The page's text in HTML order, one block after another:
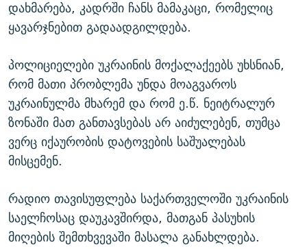
დახმარება, კადრში ჩანს მამაკაცი, რომელიც
ყავარჯნებით გადაადგილდება.
პოლიციელები უკრაინის მოქალაქეებს უხსნიან,
რომ მათი პრობლემა უნდა მოაგვაროს
უკრაინულმა მხარემ და რომ ე.წ. ნეიტრალურ
ზონაში მათ განთავსებას არ აიძულებენ, თუმცა
ვერც იქაურობის დატოვების საშუალებას
მისცემენ.
რადიო თავისუფლება საქართველოში უკრაინის
საელჩოსაც დაუკავშირდა, მათგან პასუხის
მიღების შემთხვევაში მასალა განახლდება.